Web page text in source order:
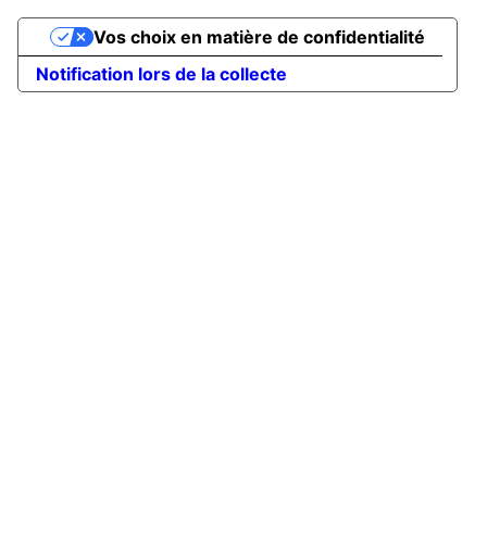
Notification lors de la collecte
Vos choix en matière de confidentialité